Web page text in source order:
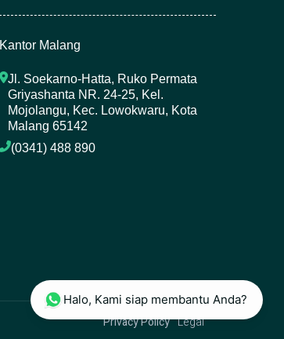
Kantor Malang
Jl. Soekarno-Hatta, Ruko Permata
Griyashanta NR. 24-25, Kel.
Mojolangu, Kec. Lowokwaru, Kota
Malang 65142
(0341) 488 890
Privacy Policy Legal
Halo, Kami siap membantu Anda?